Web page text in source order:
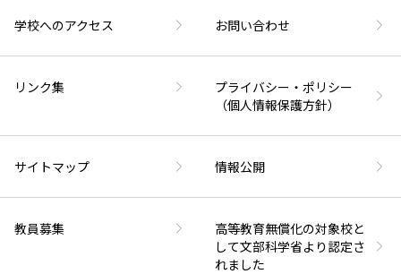
学校へのアクセス お問い合わせ
リンク集
プライバシー・ポリシー
（個人情報保護方針）
サイトマップ 情報公開
教員募集
高等教育無償化の対象校と
して文部科学省より認定さ
れました